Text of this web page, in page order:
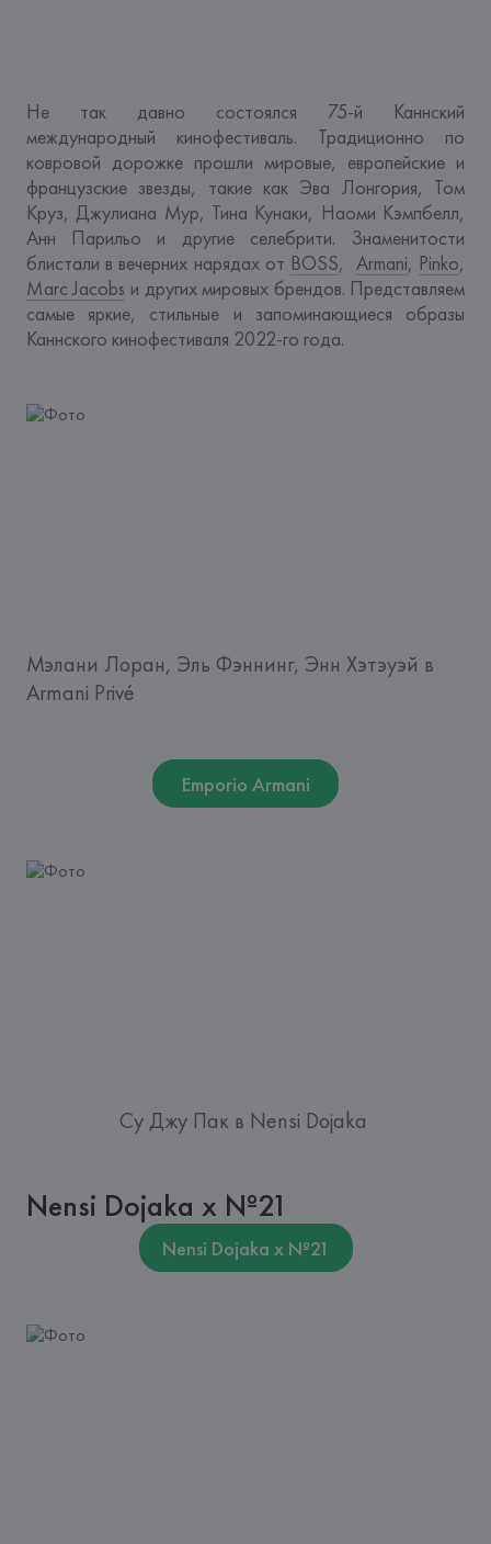
Не так давно состоялся 75-й Каннский
международный кинофестиваль. Традиционно по
ковровой дорожке прошли мировые, европейские и
французские звезды, такие как Эва Лонгория, Том
Круз, Джулиана Мур, Тина Кунаки, Наоми Кэмпбелл,
Анн Парильо и другие селебрити. Знаменитости
блистали в вечерних нарядах от BOSS, Armani, Pinko
Marc Jacobs и других мировых брендов. Представляем
самые яркие, стильные и запоминающиеся образы
Каннского кинофестиваля 2022-го года.
Мэлани Лоран, Эль Фэннинг, Энн Хэтэуэй в
Armani Privé
Emporio Armani
Су Джу Пак в Nensi Dojaka
Nensi Dojaka х Nº21
Nensi Dojaka х Nº21